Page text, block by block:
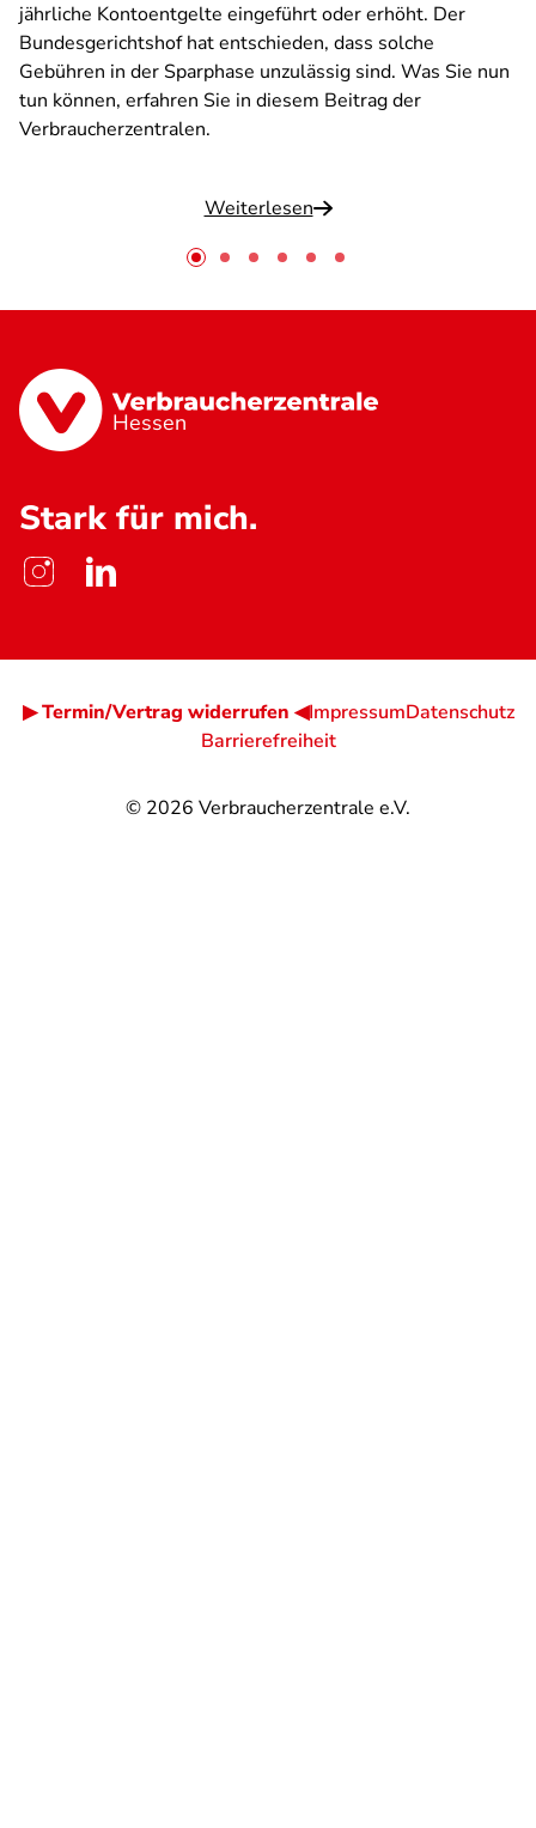
jährliche Kontoentgelte eingeführt oder erhöht. Der
Bundesgerichtshof hat entschieden, dass solche
Gebühren in der Sparphase unzulässig sind. Was Sie nun
tun können, erfahren Sie in diesem Beitrag der
Verbraucherzentralen.
Weiterlesen
Hessen
Stark für mich.
© 2026 Verbraucherzentrale e.V.
▶ Termin/Vertrag widerrufen ◀ImpressumDatenschutz
Barrierefreiheit